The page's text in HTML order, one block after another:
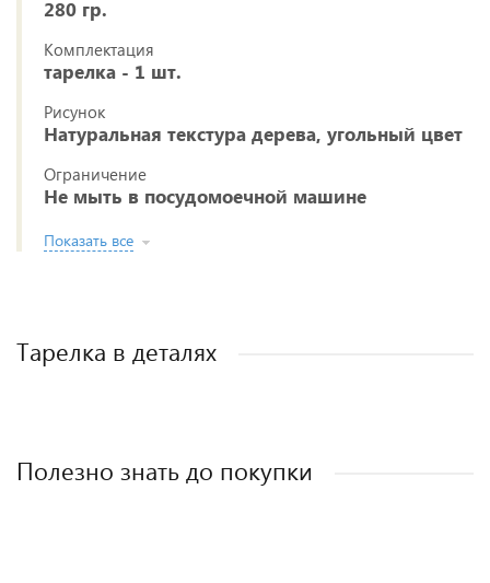
280 гр.
Комплектация
тарелка - 1 шт.
Рисунок
Натуральная текстура дерева, угольный цвет
Ограничение
Не мыть в посудомоечной машине
Показать все
Тарелка в деталях
Полезно знать до покупки